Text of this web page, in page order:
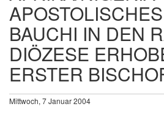
BAUCHI IN DEN
DIÖZESE
ERSTER
Mittwoch, 7 Januar 2004